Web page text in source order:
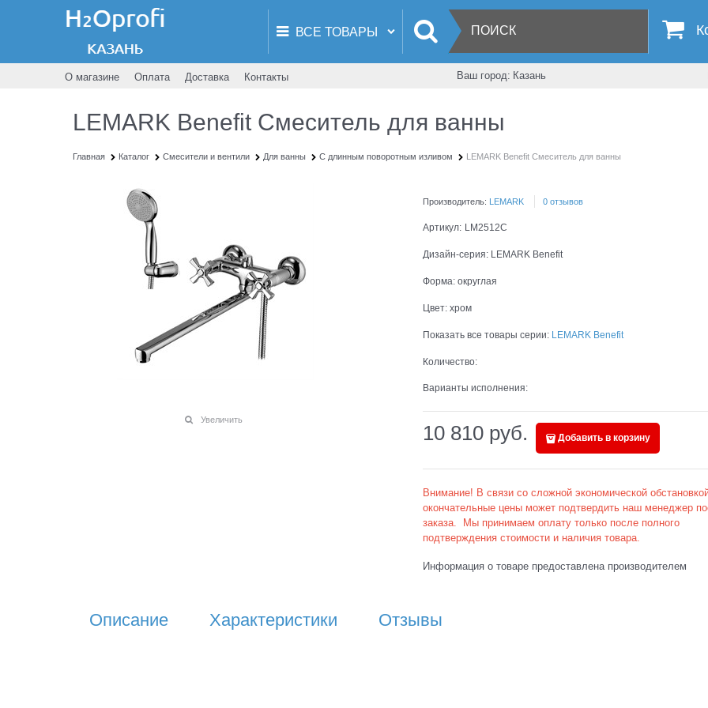
О магазине Оплата Доставка Контакты Ваш город: Казань
LEMARK Benefit Смеситель для ванны
Главная Каталог Смесители и вентили Для ванны С длинным поворотным изливом LEMARK Benefit Смеситель для ванны
Увеличить
Производитель: LEMARK 0 отзывов
Артикул: LM2512C
Дизайн-серия: LEMARK Benefit
Форма: округлая
Цвет: хром
Показать все товары серии: LEMARK Benefit
Количество:
Варианты исполнения:
10 810 руб. Добавить в корзину
Внимание! В связи со сложной экономической
окончательные цены может подтвердить наш менеджер
заказа. Мы принимаем оплату только после полного
подтверждения стоимости и наличия товара.
Информация о товаре предоставлена производителем
Описание Характеристики Отзывы